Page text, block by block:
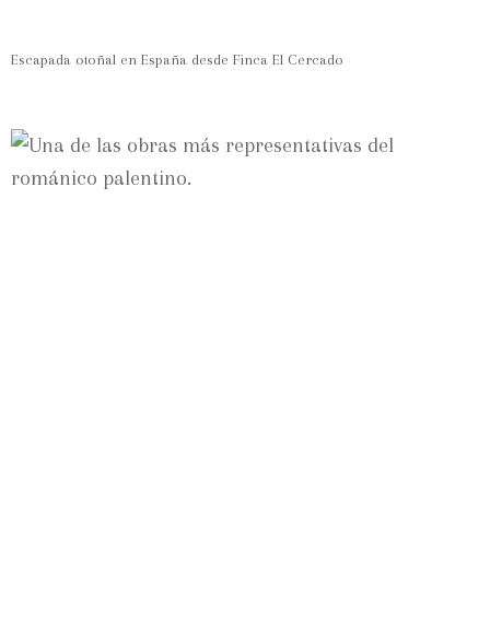
Escapada otoñal en España desde Finca El Cercado